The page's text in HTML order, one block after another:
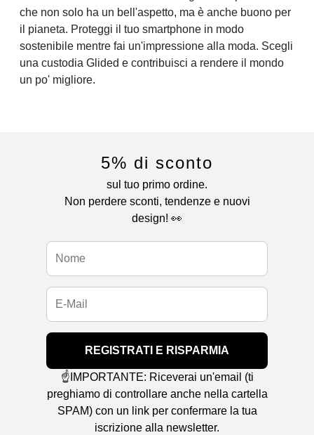
che non solo ha un bell'aspetto, ma è anche buono per
il pianeta. Proteggi il tuo smartphone in modo
sostenibile mentre fai un'impressione alla moda. Scegli
una custodia Glided e contribuisci a rendere il mondo
un po' migliore.
5% di sconto
sul tuo primo ordine.
Non perdere sconti, tendenze e nuovi
design! 👀
REGISTRATI E RISPARMIA
☝️IMPORTANTE: Riceverai un'email (ti
preghiamo di controllare anche nella cartella
SPAM) con un link per confermare la tua
iscrizione alla newsletter.